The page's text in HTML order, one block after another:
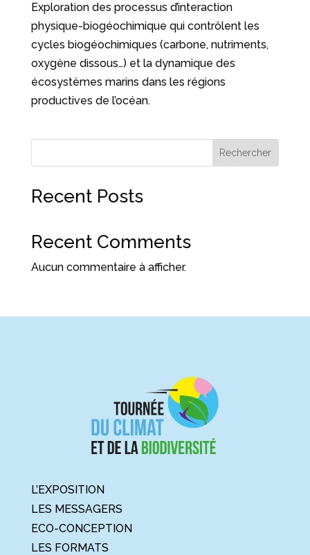
Exploration des processus d’interaction
physique-biogéochimique qui contrôlent les
cycles biogéochimiques (carbone, nutriments,
oxygène dissous…) et la dynamique des
écosystèmes marins dans les régions
productives de l’océan.
Rechercher
Recent Posts
Recent Comments
Aucun commentaire à afficher.
L’EXPOSITION
LES MESSAGERS
ECO-CONCEPTION
LES FORMATS